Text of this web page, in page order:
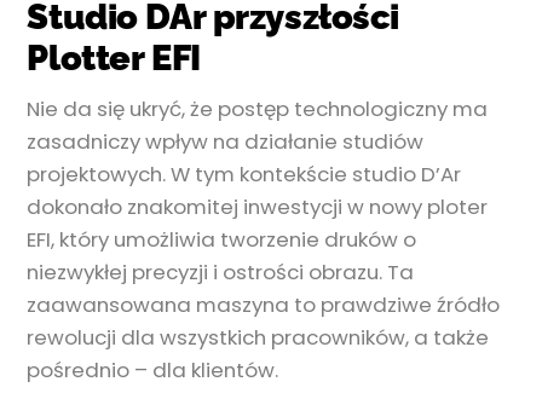
Studio DAr przyszłości
Plotter EFI
Nie da się ukryć, że postęp technologiczny ma
zasadniczy wpływ na działanie studiów
projektowych. W tym kontekście studio D’Ar
dokonało znakomitej inwestycji w nowy ploter
EFI, który umożliwia tworzenie druków o
niezwykłej precyzji i ostrości obrazu. Ta
zaawansowana maszyna to prawdziwe źródło
rewolucji dla wszystkich pracowników, a także
pośrednio – dla klientów.